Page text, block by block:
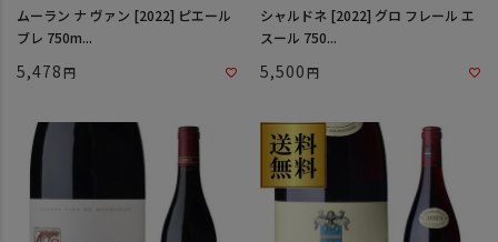
ムーラン ナ ヴァン [2022] ピエール
ブレ 750m...
5,478
シャルドネ [2022] グロ フレール エ
スール 750...
5,500